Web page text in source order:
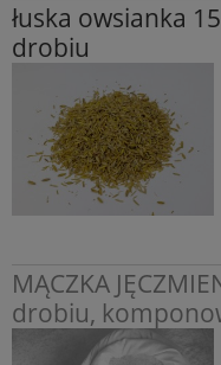
łuska owsianka
drobiu
MĄCZKA
drobiu,